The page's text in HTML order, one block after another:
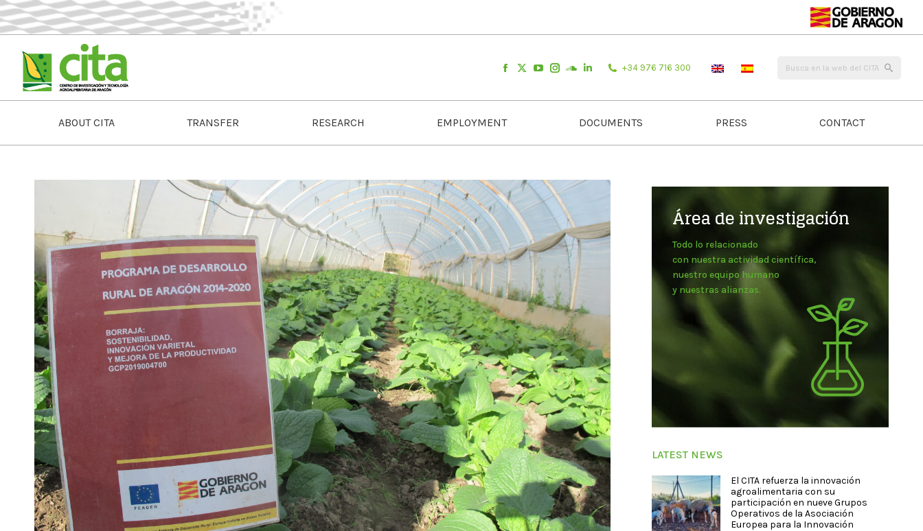
+34 976 716 300
ABOUT CITA TRANSFER RESEARCH EMPLOYMENT DOCUMENTS PRESS CONTACT
Área de investigación
Todo lo relacionado
con nuestra actividad científica,
nuestro equipo humano
y nuestras alianzas.
LATEST NEWS
El CITA refuerza la innovación
agroalimentaria con su
participación en nueve Grupos
Operativos de la Asociación
Europea para la Innovación